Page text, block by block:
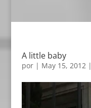
A little baby
por | May 15, 2012|